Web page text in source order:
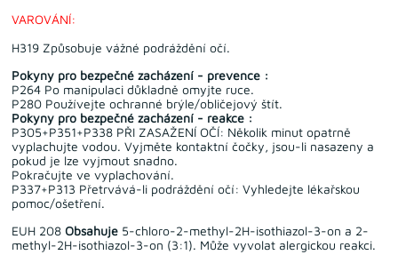
VAROVÁNÍ:
H319 Způsobuje vážné podráždění očí.
Pokyny pro bezpečné zacházení - prevence :
P264 Po manipulaci důkladně omyjte ruce.
P280 Používejte ochranné brýle/obličejový štít.
Pokyny pro bezpečné zacházení - reakce :
P305+P351+P338 PŘI ZASAŽENÍ OČÍ: Několik minut opatrně
vyplachujte vodou. Vyjměte kontaktní čočky, jsou-li nasazeny a
pokud je lze vyjmout snadno.
Pokračujte ve vyplachování.
P337+P313 Přetrvává-li podráždění očí: Vyhledejte lékařskou
pomoc/ošetření.
EUH 208Obsahuje 5-chloro-2-methyl-2H-isothiazol-3-on a 2-
methyl-2H-isothiazol-3-on (3:1). Může vyvolat alergickou reakci.